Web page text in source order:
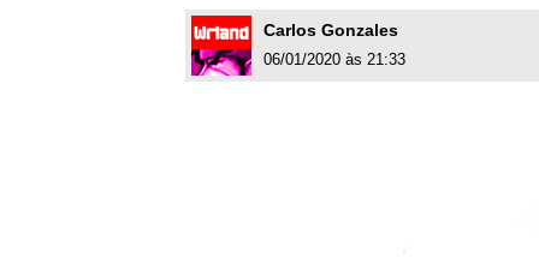
Carlos Gonzales
06/01/2020 às 21:33